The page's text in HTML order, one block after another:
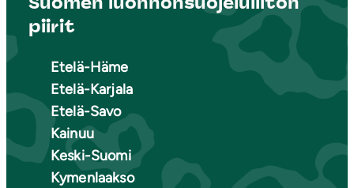
piirit
Etelä-Häme
Etelä-Karjala
Etelä-Savo
Kainuu
Keski-Suomi
Kymenlaakso